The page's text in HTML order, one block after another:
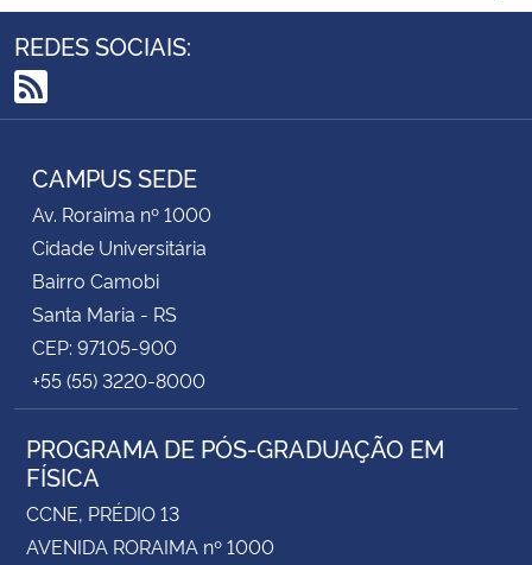
REDES SOCIAIS:
RSS
CAMPUS SEDE
Av. Roraima nº 1000
Cidade Universitária
Bairro Camobi
Santa Maria - RS
CEP: 97105-900
+55 (55) 3220-8000
PROGRAMA DE PÓS-GRADUAÇÃO EM
FÍSICA
CCNE, PRÉDIO 13
AVENIDA RORAIMA nº 1000